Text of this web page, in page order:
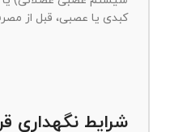
کبدی یا عصبی، قبل از
شرایط نگهداری